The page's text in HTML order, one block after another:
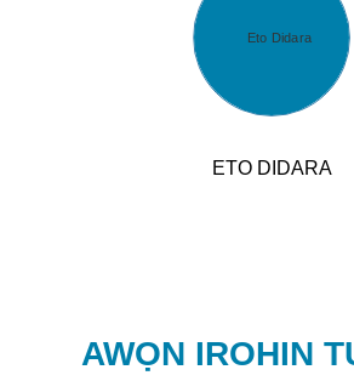
ETO DIDARA
AWỌN IROHIN